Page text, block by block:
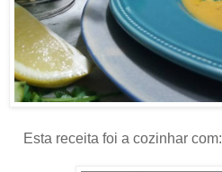
Esta receita foi a cozinhar com: